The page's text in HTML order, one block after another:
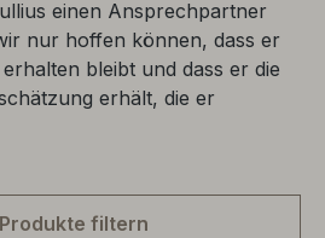
einen Ansprechpartner
nur hoffen können, dass er
bleibt und dass er die
erhält, die er
Produkte filtern